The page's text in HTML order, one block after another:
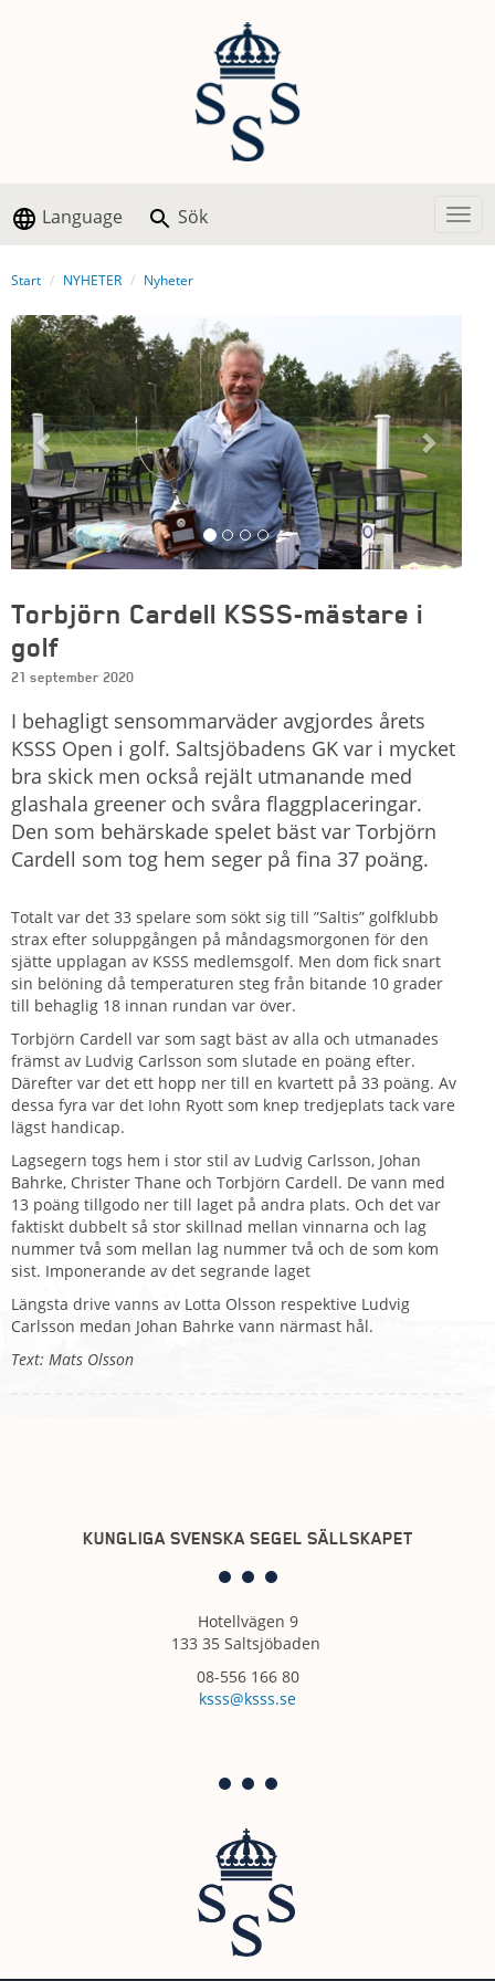
Language Sök
Start NYHETER Nyheter
Torbjörn Cardell KSSS-mästare i
golf
21 september 2020
I behagligt sensommarväder avgjordes årets
KSSS Open i golf. Saltsjöbadens GK var i mycket
bra skick men också rejält utmanande med
glashala greener och svåra flaggplaceringar.
Den som behärskade spelet bäst var Torbjörn
Cardell som tog hem seger på fina 37 poäng.
Totalt var det 33 spelare som sökt sig till ”Saltis” golfklubb
strax efter soluppgången på måndagsmorgonen för den
sjätte upplagan av KSSS medlemsgolf. Men dom fick snart
sin belöning då temperaturen steg från bitande 10 grader
till behaglig 18 innan rundan var över.
Torbjörn Cardell var som sagt bäst av alla och utmanades
främst av Ludvig Carlsson som slutade en poäng efter.
Därefter var det ett hopp ner till en kvartett på 33 poäng. Av
dessa fyra var det Iohn Ryott som knep tredjeplats tack vare
lägst handicap.
Lagsegern togs hem i stor stil av Ludvig Carlsson, Johan
Bahrke, Christer Thane och Torbjörn Cardell. De vann med
13 poäng tillgodo ner till laget på andra plats. Och det var
faktiskt dubbelt så stor skillnad mellan vinnarna och lag
nummer två som mellan lag nummer två och de som kom
sist. Imponerande av det segrande laget
Längsta drive vanns av Lotta Olsson respektive Ludvig
Carlsson medan Johan Bahrke vann närmast hål.
Text: Mats Olsson
KUNGLIGA SVENSKA SEGEL SÄLLSKAPET
Hotellvägen 9
133 35 Saltsjöbaden
08-556 166 80
ksss@ksss.se